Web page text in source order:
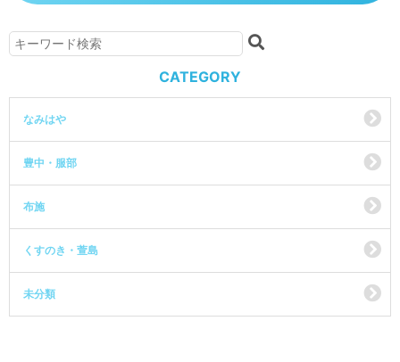
CATEGORY
なみはや
豊中・服部
布施
くすのき・萱島
未分類